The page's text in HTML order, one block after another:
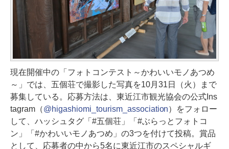
現在開催中の「フォトコンテスト～かわいいモノあつめ
～」では、五個荘で撮影した写真を10月31日（火）まで
募集している。応募方法は、東近江市観光協会の公式Ins
tagram（@higashiomi_tourism_association）をフォロー
して、ハッシュタグ「#五個荘」「#ぶらっとフォトコ
ン」「#かわいいモノあつめ」の3つを付けて投稿。賞品
として、応募者の中から5名に東近江市のスペシャルギ